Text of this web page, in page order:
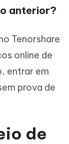
anterior?
Tenorshare
online de
entrar em
prova de
de